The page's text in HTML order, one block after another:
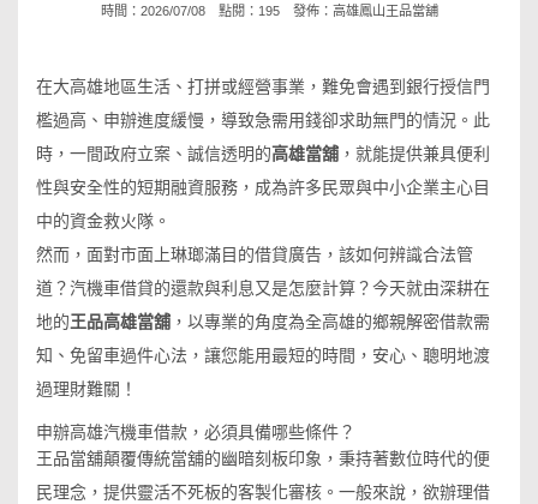
時間：2026/07/08 點閱：195 發佈： 高雄鳳山王品當舖
在大高雄地區生活、打拼或經營事業，難免會遇到銀行授信門
檻過高、申辦進度緩慢，導致急需用錢卻求助無門的情況。此
時，一間政府立案、誠信透明的高雄當舖 ，就能提供兼具便利
性與安全性的短期融資服務，成為許多民眾與中小企業主心目
中的資金救火隊。
然而，面對市面上琳瑯滿目的借貸廣告，該如何辨識合法管
道？汽機車借貸的還款與利息又是怎麼計算？今天就由深耕在
地的王品高雄當舖 ，以專業的角度為全高雄的鄉親解密借款需
知、免留車過件心法，讓您能用最短的時間，安心、聰明地渡
過理財難關！
申辦高雄汽機車借款，必須具備哪些條件？
王品當舖顛覆傳統當舖的幽暗刻板印象，秉持著數位時代的便
民理念，提供靈活不死板的客製化審核。一般來說，欲辦理借